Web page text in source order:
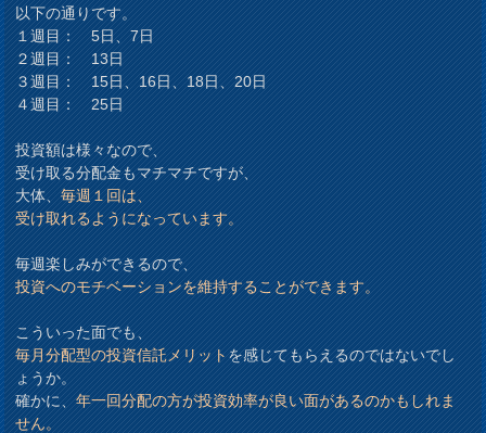
以下の通りです。
１週目： 5日、7日
２週目： 13日
３週目： 15日、16日、18日、20日
４週目： 25日
投資額は様々なので、
受け取る分配金もマチマチですが、
大体、毎週１回は、
受け取れるようになっています。
毎週楽しみができるので、
投資へのモチベーションを維持することができます。
こういった面でも、
毎月分配型の投資信託メリットを感じてもらえるのではないでし
ょうか。
確かに、年一回分配の方が投資効率が良い面があるのかもしれま
せん。